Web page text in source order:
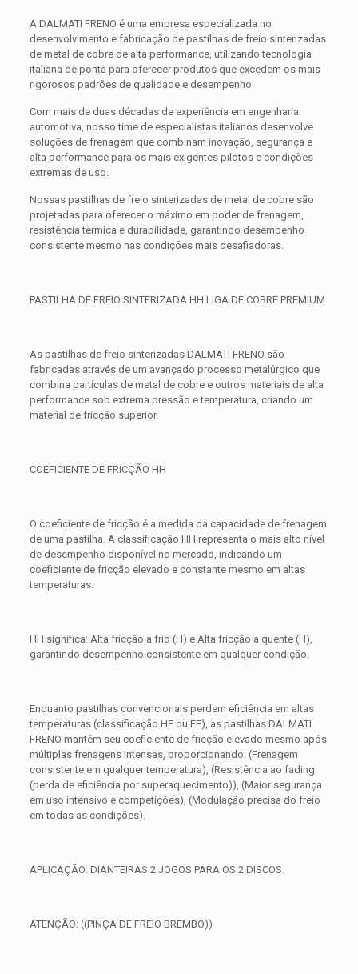
A DALMATI FRENO é uma empresa especializada no
desenvolvimento e fabricação de pastilhas de freio sinterizadas
de metal de cobre de alta performance, utilizando tecnologia
italiana de ponta para oferecer produtos que excedem os mais
rigorosos padrões de qualidade e desempenho.
Com mais de duas décadas de experiência em engenharia
automotiva, nosso time de especialistas italianos desenvolve
soluções de frenagem que combinam inovação, segurança e
alta performance para os mais exigentes pilotos e condições
extremas de uso.
Nossas pastilhas de freio sinterizadas de metal de cobre são
projetadas para oferecer o máximo em poder de frenagem,
resistência térmica e durabilidade, garantindo desempenho
consistente mesmo nas condições mais desafiadoras.
PASTILHA DE FREIO SINTERIZADA HH LIGA DE COBRE PREMIUM
As pastilhas de freio sinterizadas DALMATI FRENO são
fabricadas através de um avançado processo metalúrgico que
combina partículas de metal de cobre e outros materiais de alta
performance sob extrema pressão e temperatura, criando um
material de fricção superior.
COEFICIENTE DE FRICÇÃO HH
O coeficiente de fricção é a medida da capacidade de frenagem
de uma pastilha. A classificação HH representa o mais alto nível
de desempenho disponível no mercado, indicando um
coeficiente de fricção elevado e constante mesmo em altas
temperaturas.
HH significa: Alta fricção a frio (H) e Alta fricção a quente (H),
garantindo desempenho consistente em qualquer condição.
Enquanto pastilhas convencionais perdem eficiência em altas
temperaturas (classificação HF ou FF), as pastilhas DALMATI
FRENO mantêm seu coeficiente de fricção elevado mesmo após
múltiplas frenagens intensas, proporcionando: (Frenagem
consistente em qualquer temperatura), (Resistência ao fading
(perda de eficiência por superaquecimento)), (Maior segurança
em uso intensivo e competições), (Modulação precisa do freio
em todas as condições).
APLICAÇÃO: DIANTEIRAS 2 JOGOS PARA OS 2 DISCOS.
ATENÇÃO: ((PINÇA DE FREIO BREMBO))